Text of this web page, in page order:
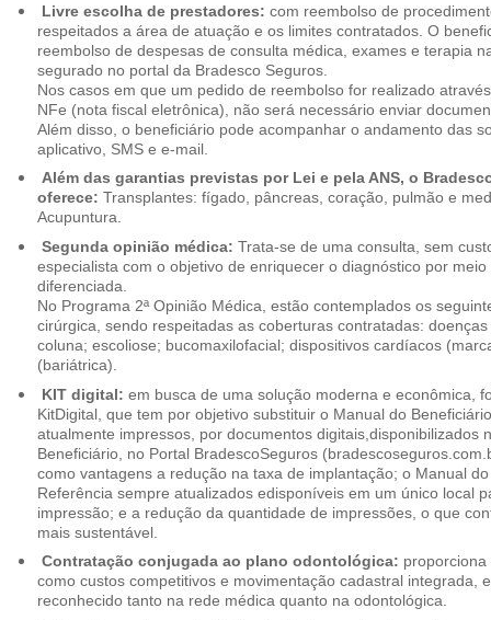
Livre escolha de prestadores: com reembolso de
respeitados a área de atuação e os limites contratados. O
reembolso de despesas de consulta médica, exames e terapia
segurado no portal da Bradesco Seguros.
Nos casos em que um pedido de reembolso for realizado
NFe (nota fiscal eletrônica), não será necessário enviar
Além disso, o beneficiário pode acompanhar o andamento das
aplicativo, SMS e e-mail.
Além das garantias previstas por Lei e pela ANS, o
oferece: Transplantes: fígado, pâncreas, coração, pulmão e
Acupuntura.
Segunda opinião médica: Trata-se de uma consulta, sem
especialista com o objetivo de enriquecer o diagnóstico por
diferenciada.
No Programa 2ª Opinião Médica, estão contemplados os
cirúrgica, sendo respeitadas as coberturas contratadas:
coluna; escoliose; bucomaxilofacial; dispositivos cardíacos
(bariátrica).
KIT digital: em busca de uma solução moderna e econômica,
KitDigital, que tem por objetivo substituir o Manual do
atualmente impressos, por documentos digitais,disponibilizados
Beneficiário, no Portal BradescoSeguros
como vantagens a redução na taxa de implantação; o Manual
Referência sempre atualizados edisponíveis em um único local
impressão; e a redução da quantidade de impressões, o que
mais sustentável.
Contratação conjugada ao plano odontológica:
como custos competitivos e movimentação cadastral integrada,
reconhecido tanto na rede médica quanto na odontológica.